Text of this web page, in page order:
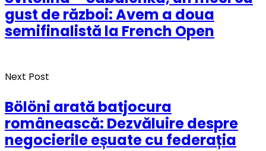
gust de război: Avem a doua
semifinalistă la French Open
Next Post
Bölöni arată batjocura
românească: Dezvăluire despre
negocierile eșuate cu federația